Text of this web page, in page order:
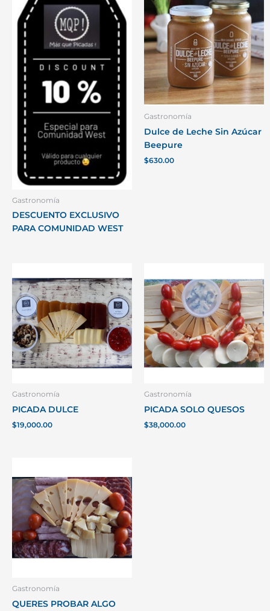
Gastronomía
DESCUENTO EXCLUSIVO
PARA COMUNIDAD WEST
Gastronomía
Dulce de Leche Sin Azúcar
Beepure
$630.00
Gastronomía
PICADA DULCE
$19,000.00
Gastronomía
PICADA SOLO QUESOS
$38,000.00
Gastronomía
QUERES PROBAR ALGO